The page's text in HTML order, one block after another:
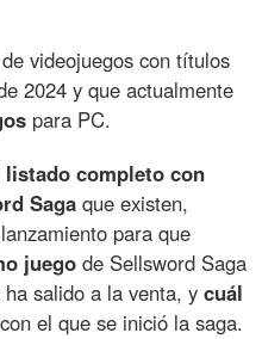
videojuegos con títulos
2024 y que actualmente
para PC.
listado completo con
Saga que existen,
para que
juego de Sellsword Saga
ha salido a la venta, ycuál
el que se inició la saga.